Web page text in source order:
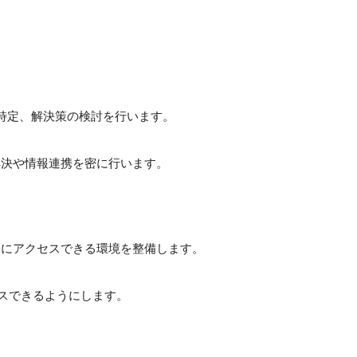
、解決策の検討を行います。
や情報連携を密に行います。
アクセスできる環境を整備します。
きるようにします。